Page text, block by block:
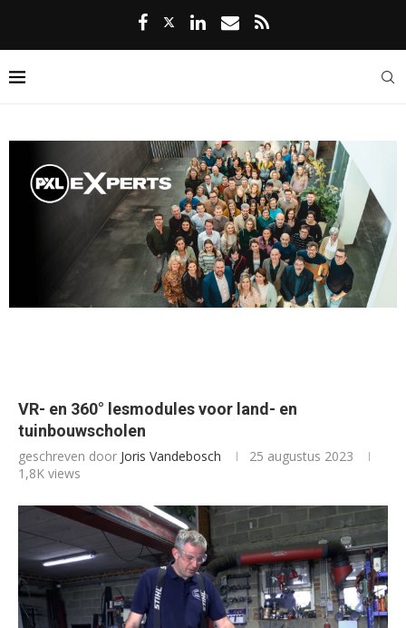
VR- en 360° lesmodules voor land- en
tuinbouwscholen
geschreven door Joris Vandebosch
25 augustus 2023
1,8K views